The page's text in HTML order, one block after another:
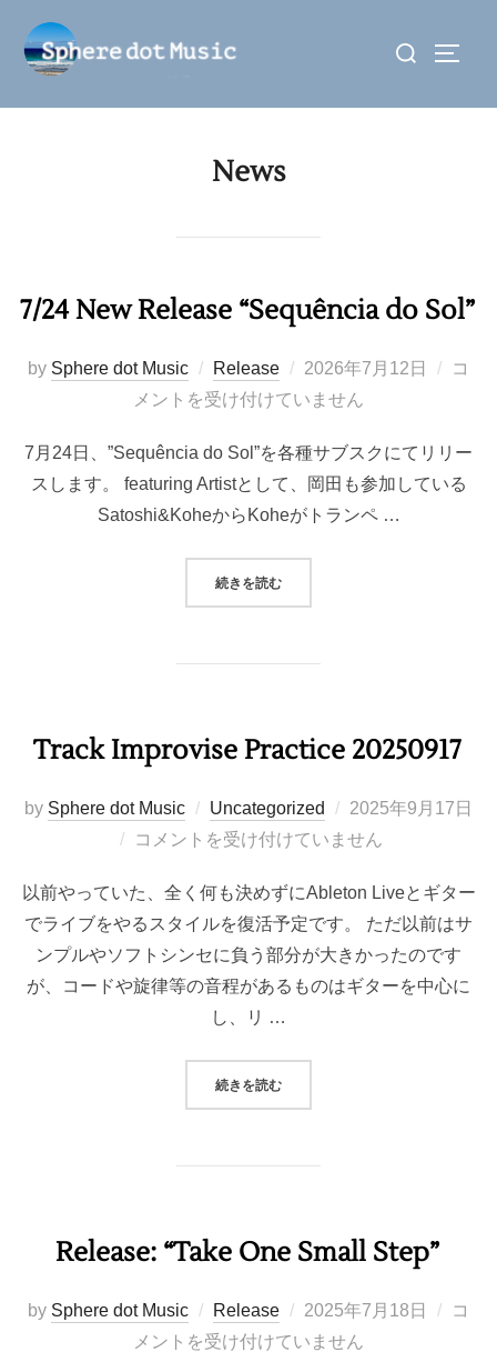
ン
検
対
News
7/24 New Release “Sequência do Sol”
by Sphere dot Music Release
投
稿
2026年7月12日
コ
メントを受け付けていません
7月24日、”Sequência do Sol”を各種サブスクにてリリー
スします。 featuring Artistとして、岡田も参加している
Satoshi&KoheからKoheがトランペ …
続きを読む“7/24 NEW RELEASE
Track Improvise Practice 20250917
by Sphere dot Music Uncategorized
投
稿
2025年9月17日
コメントを受け付けていません
以前やっていた、全く何も決めずにAbleton Liveとギター
でライブをやるスタイルを復活予定です。 ただ以前はサ
ンプルやソフトシンセに負う部分が大きかったのです
が、コードや旋律等の音程があるものはギターを中心に
し、リ …
続きを読む“TRACK IMPROVISE PRACTICE
Release: “Take One Small Step”
by Sphere dot Music Release
投
稿
2025年7月18日
コ
メントを受け付けていません